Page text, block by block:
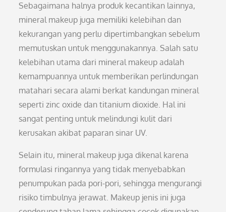
Sebagaimana halnya produk kecantikan lainnya,
mineral makeup juga memiliki kelebihan dan
kekurangan yang perlu dipertimbangkan sebelum
memutuskan untuk menggunakannya. Salah satu
kelebihan utama dari mineral makeup adalah
kemampuannya untuk memberikan perlindungan
matahari secara alami berkat kandungan mineral
seperti zinc oxide dan titanium dioxide. Hal ini
sangat penting untuk melindungi kulit dari
kerusakan akibat paparan sinar UV.
Selain itu, mineral makeup juga dikenal karena
formulasi ringannya yang tidak menyebabkan
penumpukan pada pori-pori, sehingga mengurangi
risiko timbulnya jerawat. Makeup jenis ini juga